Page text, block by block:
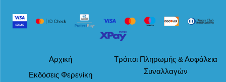
Αρχική
Εκδόσεις Φερενίκη
Τρόποι Πληρωμής & Ασφάλεια
Συναλλαγών